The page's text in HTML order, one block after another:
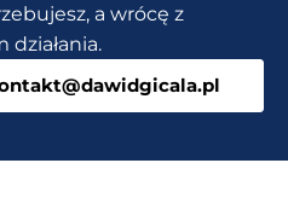
a wrócę z